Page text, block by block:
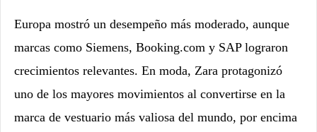
Europa mostró un desempeño más moderado, aunque
marcas como Siemens, Booking.com y SAP lograron
crecimientos relevantes. En moda, Zara protagonizó
uno de los mayores movimientos al convertirse en la
marca de vestuario más valiosa del mundo, por encima